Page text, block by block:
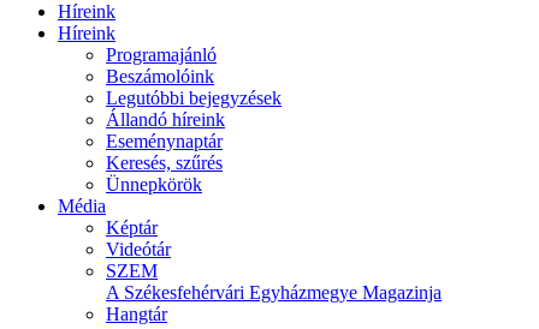
Híreink
Híreink
Programajánló
Beszámolóink
Legutóbbi bejegyzések
Állandó híreink
Eseménynaptár
Keresés, szűrés
Ünnepkörök
Média
Képtár
Videótár
SZEM
A Székesfehérvári Egyházmegye Magazinja
Hangtár